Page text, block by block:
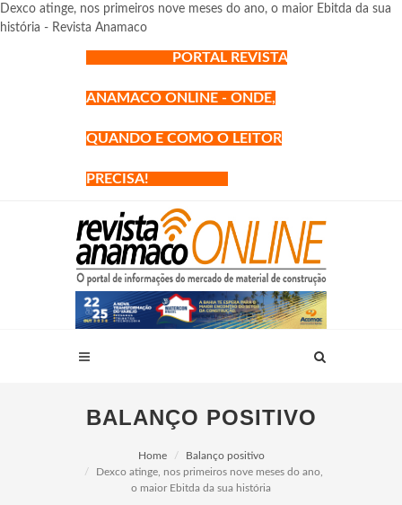
Dexco atinge, nos primeiros nove meses do ano, o maior Ebitda da sua
história - Revista Anamaco
PORTAL REVISTA
ANAMACO ONLINE - ONDE,
QUANDO E COMO O LEITOR
PRECISA!
BALANÇO POSITIVO
Home
Balanço positivo
Dexco atinge, nos primeiros nove meses do ano,
o maior Ebitda da sua história